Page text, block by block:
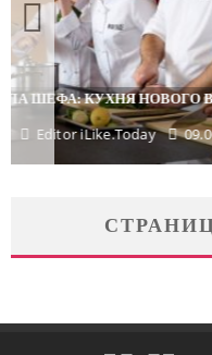
ПОДАРКИ, КОТОРЫЕ
Editor